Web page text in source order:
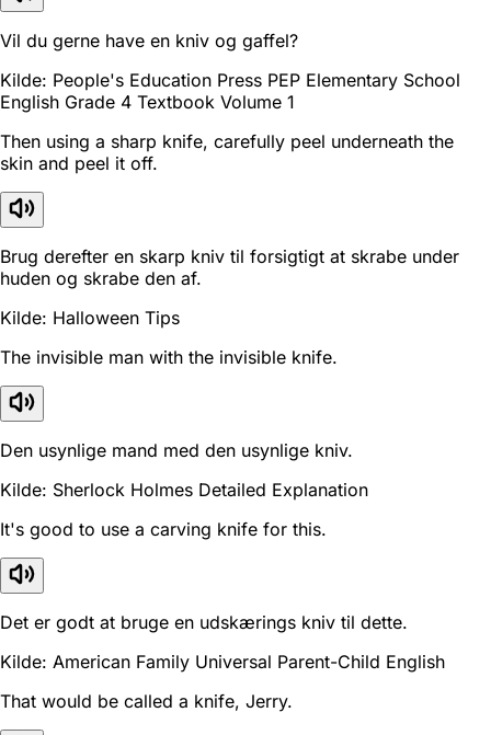
Vil du gerne have en kniv og gaffel?
Kilde: People's Education Press PEP Elementary School
English Grade 4 Textbook Volume 1
Then using a sharp knife, carefully peel underneath the
skin and peel it off.
Brug derefter en skarp kniv til forsigtigt at skrabe under
huden og skrabe den af.
Kilde: Halloween Tips
The invisible man with the invisible knife.
Den usynlige mand med den usynlige kniv.
Kilde: Sherlock Holmes Detailed Explanation
It's good to use a carving knife for this.
Det er godt at bruge en udskærings kniv til dette.
Kilde: American Family Universal Parent-Child English
That would be called a knife, Jerry.